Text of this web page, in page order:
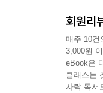
이 강력
않던 일
고작 생
소원을
회원리
매주 10건
3,000원
eBook은
클래스는
사락 독서